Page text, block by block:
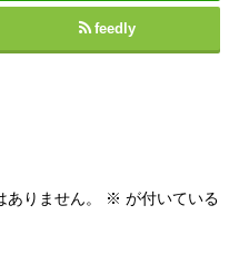
feedly
りません。 ※ が付いている